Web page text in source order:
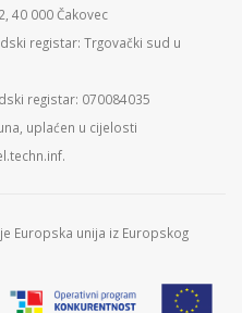
40 000 Čakovec
registar: Trgovački sud u
registar: 070084035
uplaćen u cijelosti
Europska unija iz Europskog